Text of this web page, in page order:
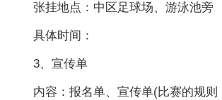
张挂地点：中区足球场、游泳池旁
具体时间：
3、宣传单
内容：报名单、宣传单(比赛的规则